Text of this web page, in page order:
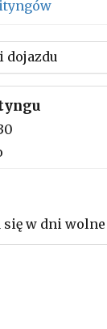
dojazdu
w dni